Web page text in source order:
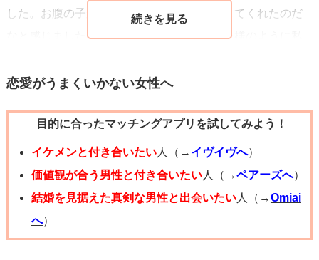
した。お腹の子が私たちをまた再び引き戻してくれたのだ
なと感じました。長くなりましたが、あなた様のように私
の人とはまた必ず再会するという言葉を今は信じます。自
様に来ることを願って。
恋愛がうまくいかない女性へ
目的に合ったマッチングアプリを試してみよう！
イケメンと付き合いたい人（→ イヴイヴへ）
価値観が合う男性と付き合いたい人（→ペアーズへ）
結婚を見据えた真剣な男性と出会いたい人（→Omiai
へ）